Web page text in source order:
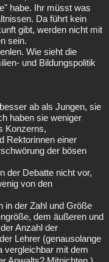
habe. Ihr müsst was
Da führt kein
gibt, werden nicht mit
sein.
Wie sieht die
und Bildungspolitik
ab als Jungen, sie
haben sie weniger
Konzerns,
Rektorinnen einer
der bösen
der Debatte nicht vor,
von den
in der Zahl und Größe
dem äußeren und
Anzahl der
Lehrer (genausolange
vergleichbar mit dem